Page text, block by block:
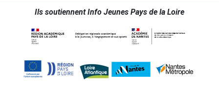
Ils soutiennent Info Jeunes Pays de la Loire